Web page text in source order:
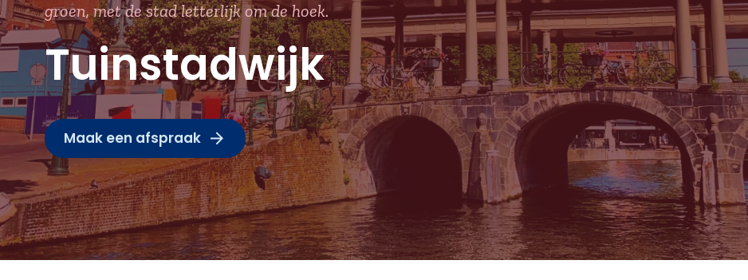
groen, met de stad letterlijk om de hoek.
Tuinstadwijk
Maak een afspraak